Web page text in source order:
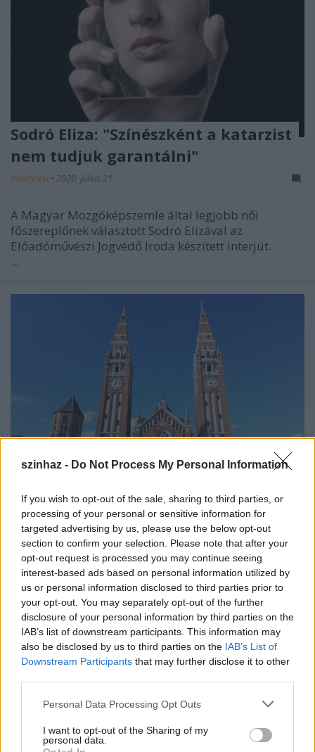
szinhaz - Do Not Process My Personal Information
If you wish to opt-out of the sale, sharing to third parties, or
processing of your personal or sensitive information for
targeted advertising by us, please use the below opt-out
section to confirm your selection. Please note that after your
opt-out request is processed you may continue seeing
interest-based ads based on personal information utilized by
us or personal information disclosed to third parties prior to
your opt-out. You may separately opt-out of the further
disclosure of your personal information by third parties on the
IAB’s list of downstream participants. This information may
also be disclosed by us to third parties on the IAB’s List of
Downstream Participants that may further disclose it to other
Please note that this website/app uses one or more Google
not limited to your visit or usage behaviour. You may click to
grant or deny consent to Google and its third-party tags to
Personal Data Processing Opt Outs
I want to opt-out of the Sharing of my
personal data.
Sodró Eliza: "Színészként a katarzist
nem tudjuk garantálni"
mtothorsi • 2020. július 21.
A Magyar Mozgóképszemle által legjobb női
főszereplőnek választott Sodró Elizával az
Előadóművészi Jogvédő Iroda készített interjút.
...
Épül a Dóm téri szabadtéri színpad
mtothorsi•2020. július 16.
Megkezdődött a Szegedi Szabadtéri Játékok Dóm
téri játszóhelyének építése. A fesztivál ikonikus
helyszínének számító téren elsőként ...